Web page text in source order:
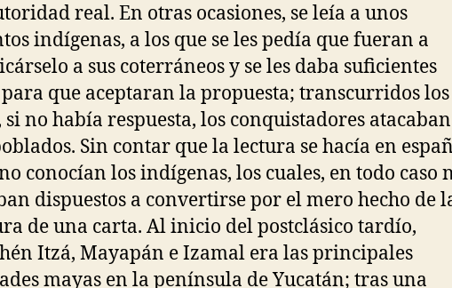
real. En otras ocasiones, se leía a unos
indígenas, a los que se les pedía que fueran a
a sus coterráneos y se les daba suficientes
que aceptaran la propuesta; transcurridos los
si no había respuesta, los conquistadores atacaban
Sin contar que la lectura se hacía en
conocían los indígenas, los cuales, en todo caso
dispuestos a convertirse por el mero hecho de
de una carta. Al inicio del postclásico tardío,
Itzá, Mayapán e Izamal era las principales
mayas en la península de Yucatán; tras una